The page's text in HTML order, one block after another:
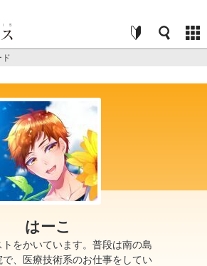
ド
はーこ
をかいています。普段は南の島
、医療技術系のお仕事をしてい